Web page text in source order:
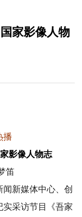
家影像人物
播
影像人物志
笛
新媒体中心、创
实采访节目《吾家